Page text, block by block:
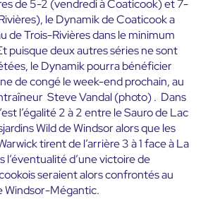
de 5-2 (vendredi à Coaticook) et 7-
le Dynamik de Coaticook a
de Trois-Rivières dans le minimum
puisque deux autres séries ne sont
le Dynamik pourra bénéficier
de congé le week-end prochain, au
Steve Vandal (photo) . Dans
l’égalité 2 à 2 entre le Sauro de Lac
Wild de Windsor alors que les
tirent de l’arrière 3 à 1 face à La
d’une victoire de
seraient alors confrontés au
Windsor-Mégantic.